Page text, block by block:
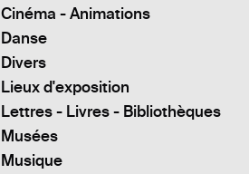
Cinéma - Animations
Danse
Divers
Lieux d'exposition
Lettres - Livres - Bibliothèques
Musées
Musique